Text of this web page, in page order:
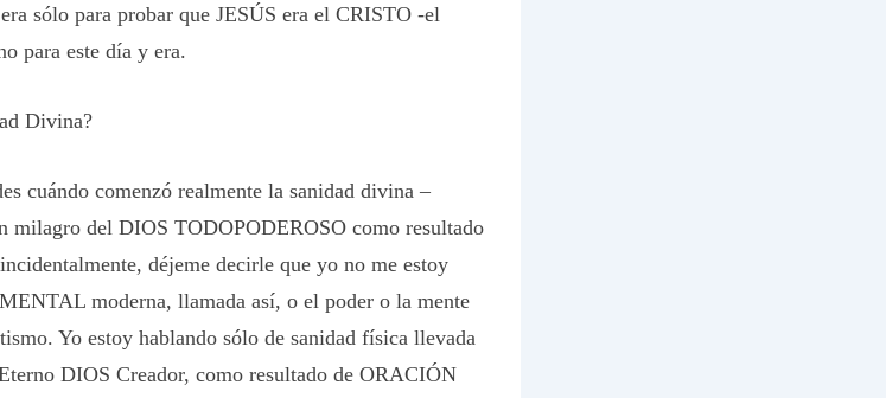
sólo para probar que JESÚS era el CRISTO -el
para este día y era.
Divina?
cuándo comenzó realmente la sanidad divina –
milagro del DIOS TODOPODEROSO como resultado
déjeme decirle que yo no me estoy
moderna, llamada así, o el poder o la mente
Yo estoy hablando sólo de sanidad física llevada
DIOS Creador, como resultado de ORACIÓN